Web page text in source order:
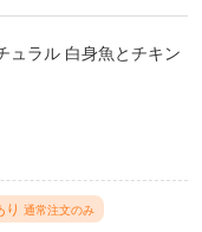
ュラル 白身魚とチキン
り 通常注文のみ